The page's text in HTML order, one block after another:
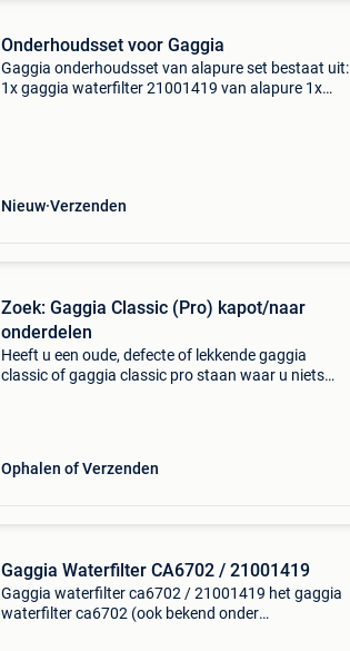
Onderhoudsset voor Gaggia
Gaggia onderhoudsset van alapure set bestaat uit:
1x gaggia waterfilter 21001419 van alapure 1x
Nieuw Verzenden
Zoek: Gaggia Classic (Pro) kapot/naar
onderdelen
Heeft u een oude, defecte of lekkende gaggia
classic of gaggia classic pro staan waar u niets
Ophalen of Verzenden
Gaggia Waterfilter CA6702 / 21001419
Gaggia waterfilter ca6702 / 21001419 het gaggia
waterfilter ca6702 (ook bekend onder